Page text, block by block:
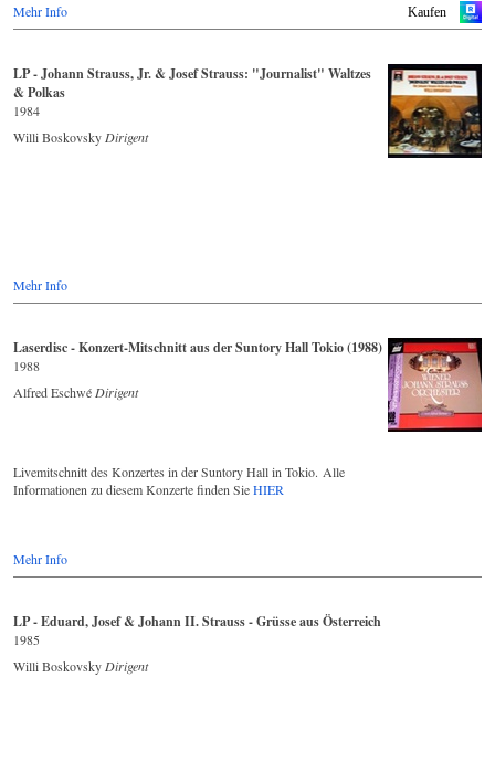
Kaufen
Mehr Info
LP - Johann Strauss, Jr. & Josef Strauss: "Journalist" Waltzes
& Polkas
1984
Willi Boskovsky Dirigent
Mehr Info
Laserdisc - Konzert-Mitschnitt aus der Suntory Hall Tokio (1988)
1988
Alfred Eschwé Dirigent
Livemitschnitt des Konzertes in der Suntory Hall in Tokio. Alle
Informationen zu diesem Konzerte finden SieHIER
Mehr Info
LP - Eduard, Josef & Johann II. Strauss - Grüsse aus Österreich
1985
Willi Boskovsky Dirigent